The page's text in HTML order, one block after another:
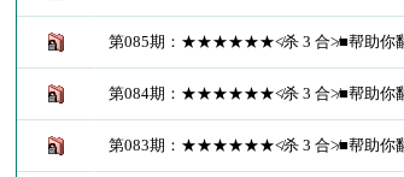
第085期：★★★★★★≮杀 3 合≯■帮助你翻
第084期：★★★★★★≮杀 3 合≯■帮助你翻
第083期：★★★★★★≮杀 3 合≯■帮助你翻